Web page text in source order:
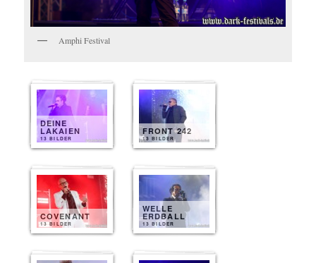
Amphi Festival
DEINE
LAKAIEN
13 BILDER
FRONT 242
13 BILDER
COVENANT
13 BILDER
WELLE
ERDBALL
13 BILDER